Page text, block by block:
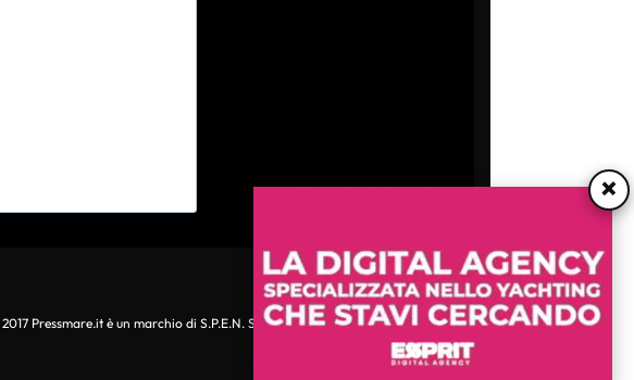
×
Pressmare.it è un marchio di S.P.E.N. Srl - P.IVA 06511641000